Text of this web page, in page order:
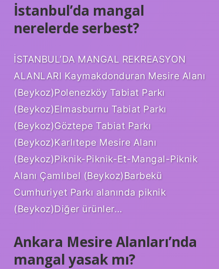
İstanbul’da mangal
nerelerde serbest?
İSTANBUL’DA MANGAL REKREASYON
ALANLARI Kaymakdonduran Mesire Alanı
(Beykoz)Polenezköy Tabiat Parkı
(Beykoz)Elmasburnu Tabiat Parkı
(Beykoz)Göztepe Tabiat Parkı
(Beykoz)Karlıtepe Mesire Alanı
(Beykoz)Piknik-Piknik-Et-Mangal-Piknik
Alanı Çamlıbel (Beykoz)Barbekü
Cumhuriyet Parkı alanında piknik
(Beykoz)Diğer ürünler…
Ankara Mesire Alanları’nda
mangal yasak mı?